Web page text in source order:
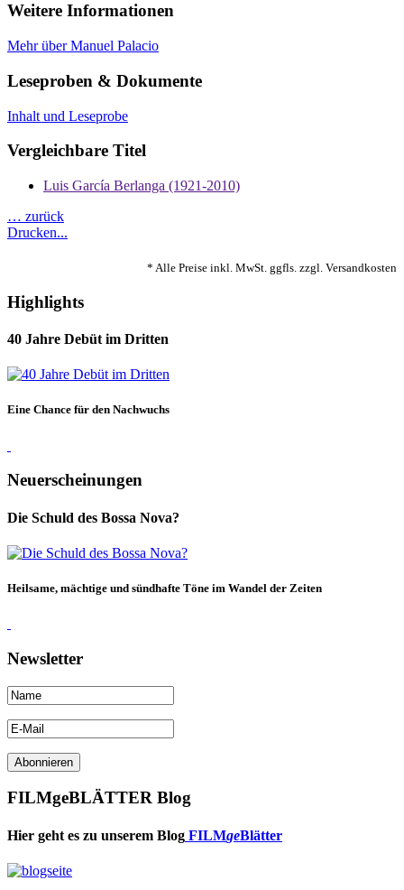
Weitere Informationen
Mehr über Manuel Palacio
Leseproben & Dokumente
Inhalt und Leseprobe
Vergleichbare Titel
Luis García Berlanga (1921-2010)
… zurück
Drucken...
* Alle Preise inkl. MwSt. ggfls. zzgl. Versandkosten
Highlights
40 Jahre Debüt im Dritten
Eine Chance für den Nachwuchs
Neuerscheinungen
Die Schuld des Bossa Nova?
Heilsame, mächtige und sündhafte Töne im Wandel der Zeiten
Newsletter
FILMgeBLÄTTER Blog
Hier geht es zu unserem Blog FILMgeBlätter